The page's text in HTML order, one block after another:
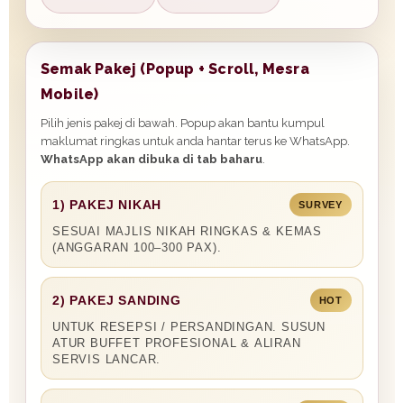
Semak Pakej (Popup + Scroll, Mesra
Mobile)
Pilih jenis pakej di bawah. Popup akan bantu kumpul
maklumat ringkas untuk anda hantar terus ke WhatsApp.
WhatsApp akan dibuka di tab baharu
1) PAKEJ NIKAH SURVEY
SESUAI MAJLIS NIKAH RINGKAS & KEMAS
(ANGGARAN 100–300 PAX).
2) PAKEJ SANDING HOT
UNTUK RESEPSI / PERSANDINGAN. SUSUN
ATUR BUFFET PROFESIONAL & ALIRAN
SERVIS LANCAR.